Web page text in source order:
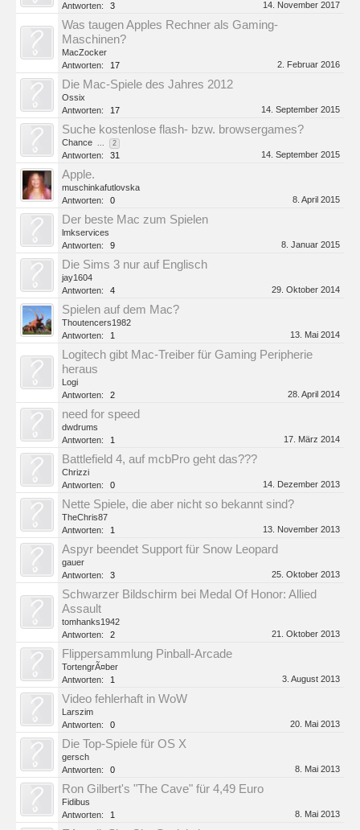
Antworten:
3 14. November 2017
Was taugen Apples Rechner als Gaming-
Maschinen?
MacZocker
Antworten:
17 2. Februar 2016
Die Mac-Spiele des Jahres 2012
Ossix
Antworten:
17 14. September 2015
Suche kostenlose flash- bzw. browsergames?
Chance ... 2
Antworten: 31 14. September 2015
Apple.
muschinkafutlovska
Antworten:
0 8. April 2015
Der beste Mac zum Spielen
lmkservices
Antworten:
9 8. Januar 2015
Die Sims 3 nur auf Englisch
jay1604
Antworten:
4 29. Oktober 2014
Spielen auf dem Mac?
Thoutencers1982
Antworten:
1 13. Mai 2014
Logitech gibt Mac-Treiber für Gaming Peripherie
heraus
Logi
Antworten:
2 28. April 2014
need for speed
dwdrums
Antworten:
1 17. März 2014
Battlefield 4, auf mcbPro geht das???
Chrizzi
Antworten:
0 14. Dezember 2013
Nette Spiele, die aber nicht so bekannt sind?
TheChris87
Antworten:
1 13. November 2013
Aspyr beendet Support für Snow Leopard
gauer
Antworten:
3 25. Oktober 2013
Schwarzer Bildschirm bei Medal Of Honor: Allied
Assault
tomhanks1942
Antworten:
2 21. Oktober 2013
Flippersammlung Pinball-Arcade
TortengrÃ¤ber
Antworten:
1 3. August 2013
Video fehlerhaft in WoW
Larszim
Antworten:
0 20. Mai 2013
Die Top-Spiele für OS X
gersch
Antworten:
0 8. Mai 2013
Ron Gilbert's "The Cave" für 4,49 Euro
Fidibus
Antworten:
1 8. Mai 2013